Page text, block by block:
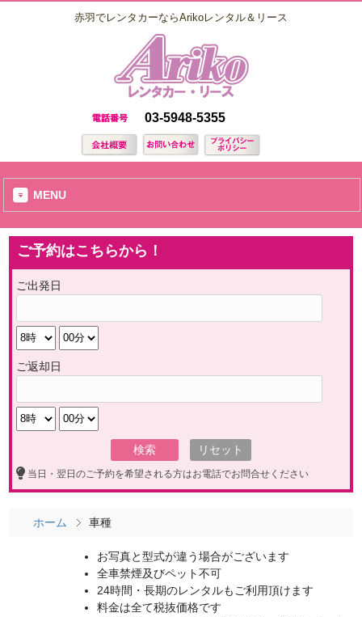
赤羽でレンタカーならArikoレンタル＆リース
03-5948-5355
MENU
ご予約はこちらから！
ご出発日
ご返却日
当日・翌日のご予約を希望される方はお電話でお問合せください
ホーム 車種
お写真と型式が違う場合がございます
全車禁煙及びペット不可
24時間・長期のレンタルもご利用頂けます
料金は全て税抜価格です